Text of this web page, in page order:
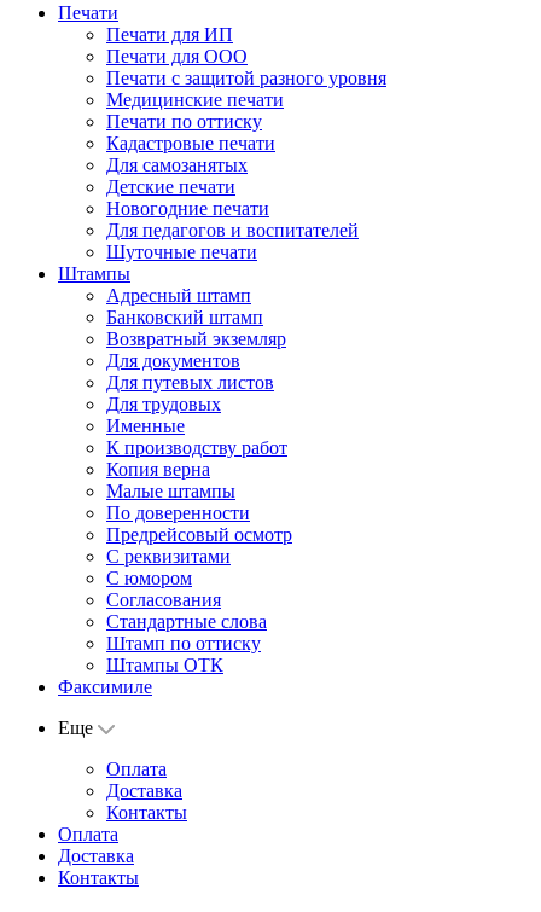
Печати
Печати для ИП
Печати для ООО
Печати с защитой разного уровня
Медицинские печати
Печати по оттиску
Кадастровые печати
Для самозанятых
Детские печати
Новогодние печати
Для педагогов и воспитателей
Шуточные печати
Штампы
Адресный штамп
Банковский штамп
Возвратный экземляр
Для документов
Для путевых листов
Для трудовых
Именные
К производству работ
Копия верна
Малые штампы
По доверенности
Предрейсовый осмотр
С реквизитами
С юмором
Согласования
Стандартные слова
Штамп по оттиску
Штампы ОТК
Факсимиле
Еще
Оплата
Доставка
Контакты
Оплата
Доставка
Контакты